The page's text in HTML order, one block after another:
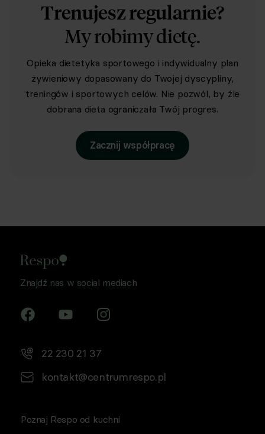
Trenujesz regularnie?
My robimy dietę.
Opieka dietetyka sportowego i indywidualny plan
żywieniowy dopasowany do Twojej dyscypliny,
treningów i sportowych celów. Nie pozwól, by źle
dobrana dieta ograniczała Twój progres.
Zacznij współpracę
Znajdź nas w social mediach
22 230 21 37
kontakt@centrumrespo.pl
Poznaj Respo od kuchni